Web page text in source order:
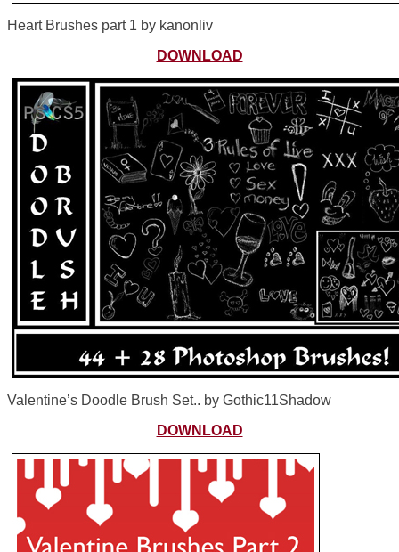
Heart Brushes part 1 by kanonliv
DOWNLOAD
Valentine’s Doodle Brush Set.. by Gothic11Shadow
DOWNLOAD